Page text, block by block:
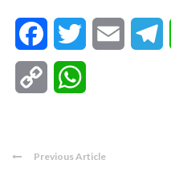
FacebookTwitter Email
Copy
Previous Article